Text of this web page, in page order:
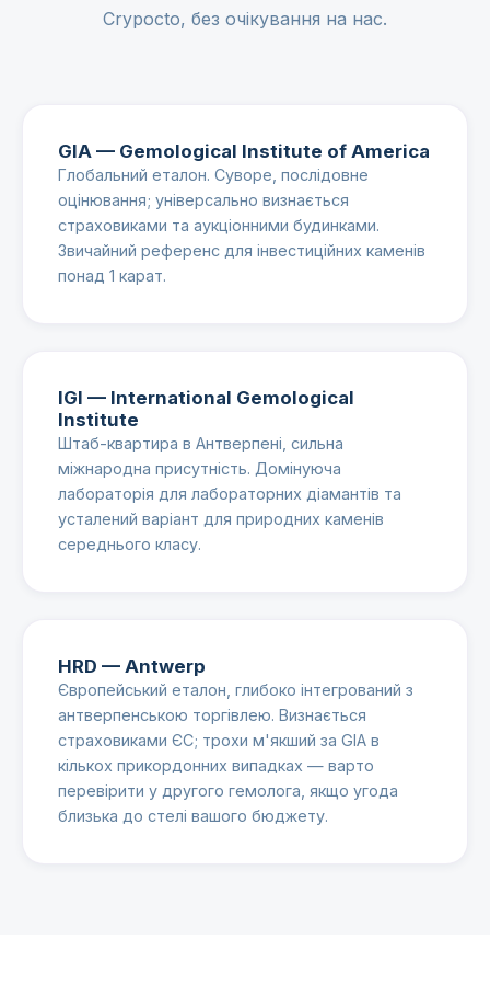
Crypocto, без очікування на нас.
GIA — Gemological Institute of America
Глобальний еталон. Суворе, послідовне
оцінювання; універсально визнається
страховиками та аукціонними будинками.
Звичайний референс для інвестиційних каменів
понад 1 карат.
IGI — International Gemological
Institute
Штаб-квартира в Антверпені, сильна
міжнародна присутність. Домінуюча
лабораторія для лабораторних діамантів та
усталений варіант для природних каменів
середнього класу.
HRD — Antwerp
Європейський еталон, глибоко інтегрований з
антверпенською торгівлею. Визнається
страховиками ЄС; трохи м'якший за GIA в
кількох прикордонних випадках — варто
перевірити у другого гемолога, якщо угода
близька до стелі вашого бюджету.